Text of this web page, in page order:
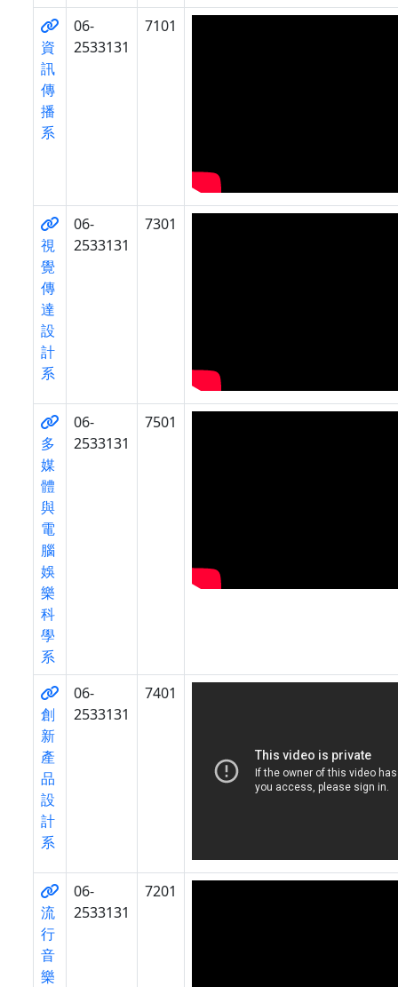
資
訊
傳
播
系
06-
2533131
7101
視
覺
傳
達
設
計
系
06-
2533131
7301
多
媒
體
與
電
腦
娛
樂
科
學
系
06-
2533131
7501
創
新
產
品
設
計
系
06-
2533131
7401
流
行
音
樂
06-
2533131
7201